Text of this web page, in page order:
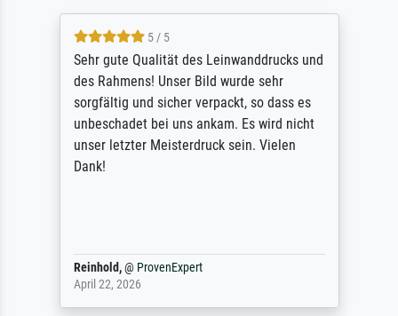
5 / 5
Sehr gute Qualität des Leinwanddrucks und
des Rahmens! Unser Bild wurde sehr
sorgfältig und sicher verpackt, so dass es
unbeschadet bei uns ankam. Es wird nicht
unser letzter Meisterdruck sein. Vielen
Dank!
Reinhold,@ ProvenExpert
April 22, 2026